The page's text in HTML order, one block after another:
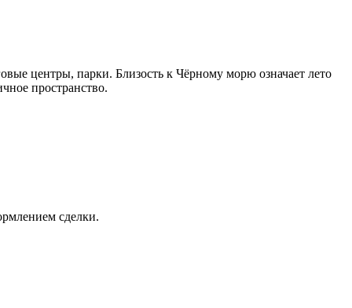
центры, парки. Близость к Чёрному морю означает лето
пространство.
сделки.